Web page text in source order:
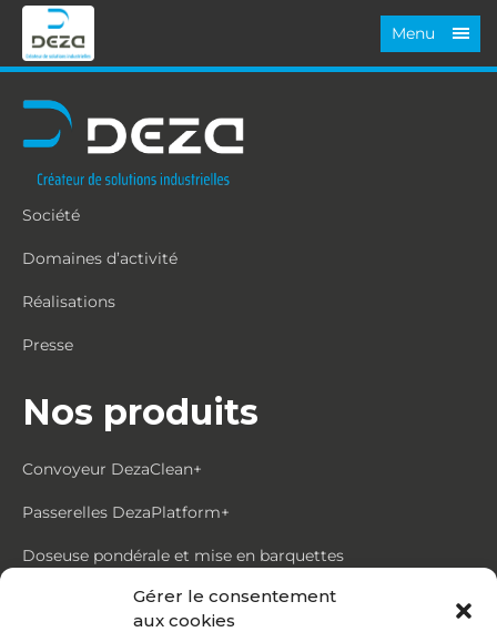
Gérer le consentement
aux cookies
Menu
Société
Domaines d’activité
Réalisations
Presse
Nos produits
Convoyeur DezaClean+
Passerelles DezaPlatform+
Doseuse pondérale et mise en barquettes
Trémie mouvante DezaMouv+